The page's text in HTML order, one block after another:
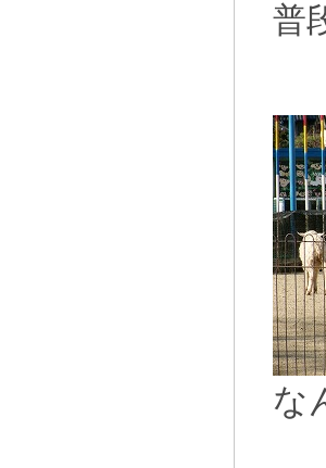
普
な